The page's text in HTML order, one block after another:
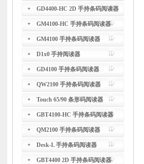
GD4400-HC 2D 手持条码阅读器
GM4100-HC 手持条码阅读器
GM4100 手持条码阅读器
D1x0 手持阅读器
GD4100 手持条码阅读器
QW2100 手持条码阅读器
Touch 65/90 条形码阅读器
GBT4100-HC 手持条码阅读器
QM2100 手持条码阅读器
Desk-L 手持条码阅读器
GBT4400 2D 手持条码阅读器